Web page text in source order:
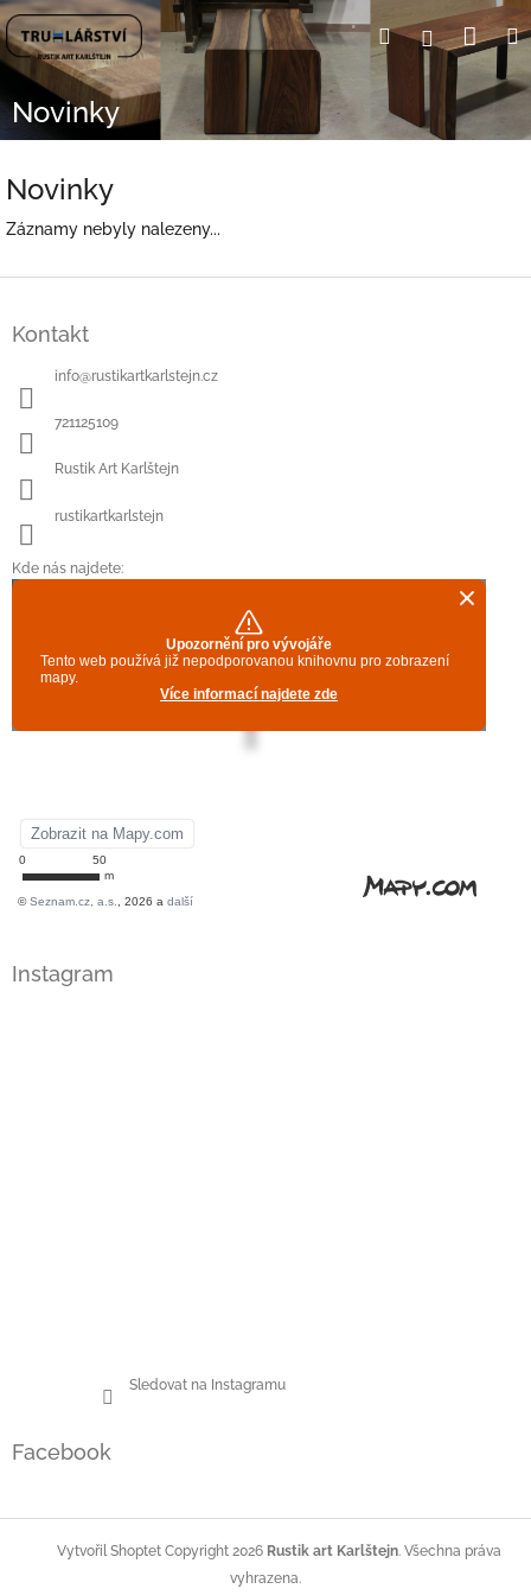
Přejít
na
obsah
HledatPřihlášení
Novinky
Novinky
Záznamy nebyly nalezeny...
Kontakt
info@rustikartkarlstejn.cz
721125109
Rustik Art Karlštejn
rustikartkarlstejn
Kde nás najdete:
Instagram
Sledovat na Instagramu
Facebook
Vytvořil Shoptet Copyright 2026 Rustik art Karlštejn. Všechna práva
vyhrazena.